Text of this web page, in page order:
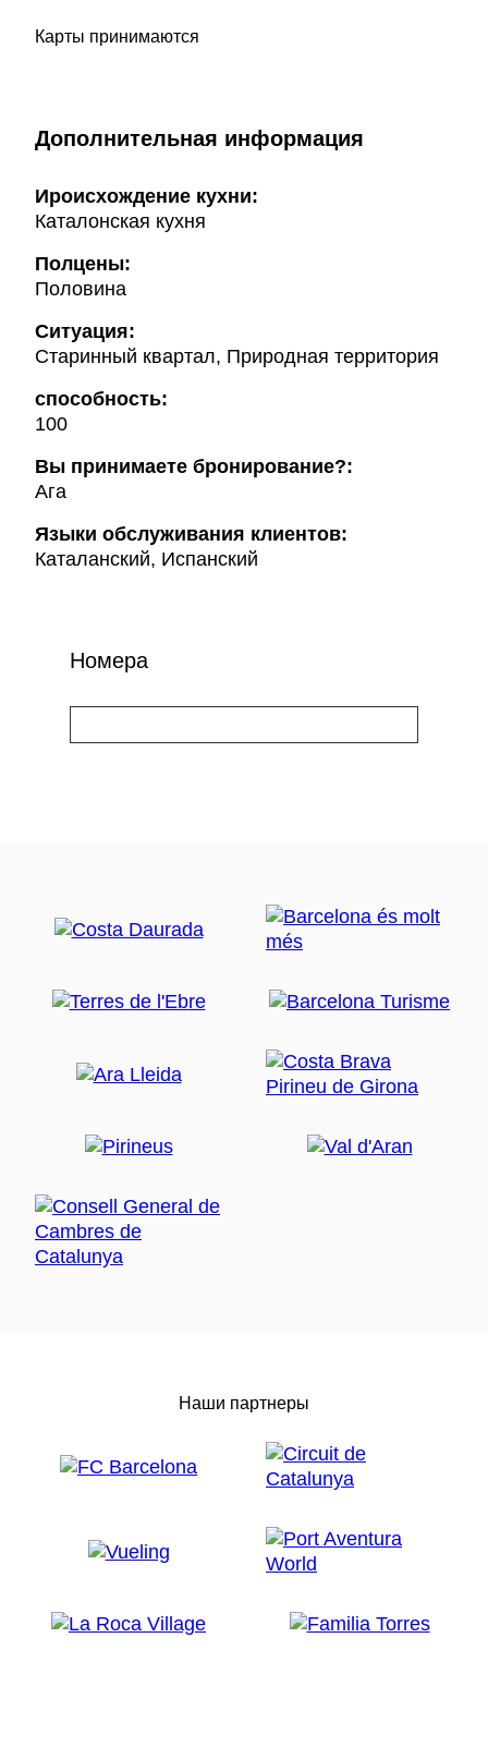
Карты принимаются
Дополнительная информация
Ироисхождение кухни:
Каталонская кухня
Полцены:
Половина
Ситуация:
Старинный квартал, Природная территория
способность:
100
Вы принимаете бронирование?:
Ага
Языки обслуживания клиентов:
Каталанский, Испанский
Номера
Наши партнеры